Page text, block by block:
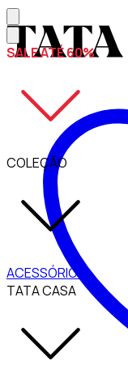
SALE ATÉ 60%
COLEÇÃO
ACESSÓRIOS
TATA CASA